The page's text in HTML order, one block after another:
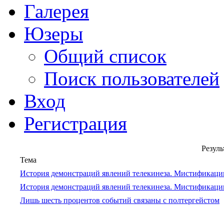
Галерея
Юзеры
Общий список
Поиск пользователей
Вход
Регистрация
Тема
История демонстраций явлений телекинеза.
История демонстраций явлений телекинеза.
Лишь шесть процентов событий связаны с полтергейстом